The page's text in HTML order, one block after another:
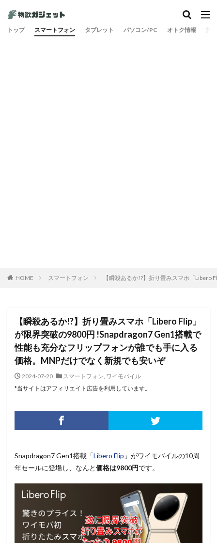
トップ スマートフォン タブレット パソコン/PC オトク情報 旅
HOME スマートフォン 【瞬殺あるか!?】折り畳みスマホ「
【瞬殺あるか!?】折り畳みスマホ「Libero Flip」
が限界突破の9800円 !Snapdragon7 Gen1搭載で
性能も充分なフリップフォンが誰でも手に入る
価格。MNPだけでなく新規でも安いぞ
2024-07-20 スマートフォン, ワイモバイル
*当サイトはアフィリエイト広告を利用しています。
Snapdragon7 Gen1搭載「Libero Flip 」がワイモバイルの10周
年セールに登場し、なんと価格は9800円です。
カテゴリー